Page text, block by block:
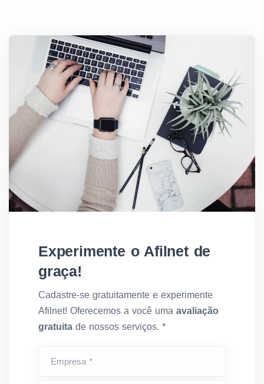
Experimente o Afilnet de
graça!
Cadastre-se gratuitamente e experimente
Afilnet! Oferecemos a você uma avaliação
gratuita de nossos serviços. *
Empresa *